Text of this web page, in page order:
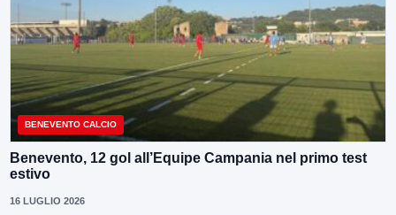
BENEVENTO CALCIO
Benevento, 12 gol all’Equipe Campania nel primo test
estivo
16 LUGLIO 2026